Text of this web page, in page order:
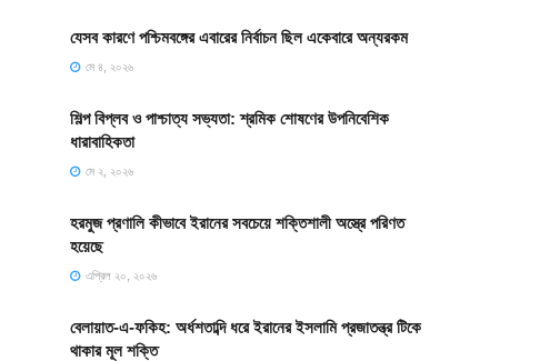
যেসব কারণে পশ্চিমবঙ্গের এবারের নির্বাচন ছিল একেবারে অন্যরকম
মে ৪, ২০২৬
শিল্প বিপ্লব ও পাশ্চাত্য সভ্যতা: শ্রমিক শোষণের উপনিবেশিক
ধারাবাহিকতা
মে ২, ২০২৬
হরমুজ প্রণালি কীভাবে ইরানের সবচেয়ে শক্তিশালী অস্ত্রে পরিণত
হয়েছে
এপ্রিল ২০, ২০২৬
বেলায়াত-এ-ফকিহ: অর্ধশতাব্দি ধরে ইরানের ইসলামি প্রজাতন্ত্র টিকে
থাকার মূল শক্তি